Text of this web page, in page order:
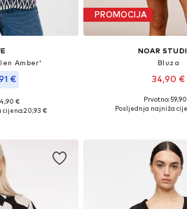
Amber'
€
XS, S, M, L
€
cijena:20,93 €
PROMOCIJA
NOAR
Bluza
34,90 €
Dostupne veličine:
Prvotno:
Posljednja najniža